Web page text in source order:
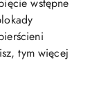
tym więcej